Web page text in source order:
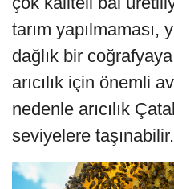
tarım yapılmaması,
dağlık bir
arıcılık için önemli
nedenle arıcılık
seviyelere